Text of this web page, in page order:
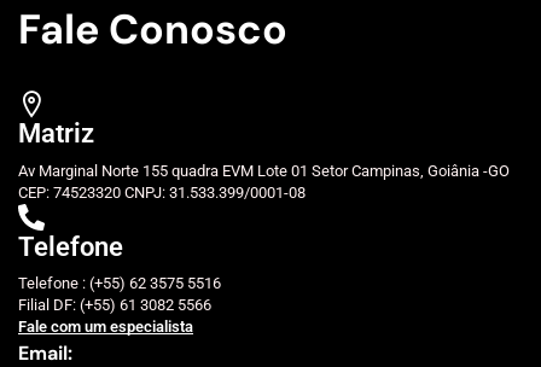
Fale Conosco
Matriz
Av Marginal Norte 155 quadra EVM Lote 01 Setor Campinas, Goiânia -GO
CEP: 74523320 CNPJ: 31.533.399/0001-08
Telefone
Telefone : (+55) 62 3575 5516
Filial DF: (+55) 61 3082 5566
Fale com um especialista
Email: